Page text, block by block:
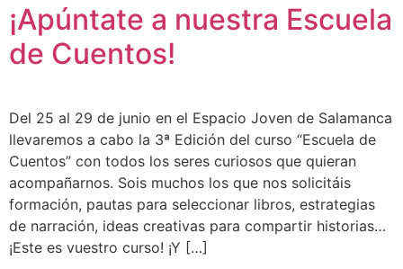
¡Apúntate a nuestra Escuela
de Cuentos!
Del 25 al 29 de junio en el Espacio Joven de Salamanca
llevaremos a cabo la 3ª Edición del curso “Escuela de
Cuentos” con todos los seres curiosos que quieran
acompañarnos. Sois muchos los que nos solicitáis
formación, pautas para seleccionar libros, estrategias
de narración, ideas creativas para compartir historias…
¡Este es vuestro curso! ¡Y […]